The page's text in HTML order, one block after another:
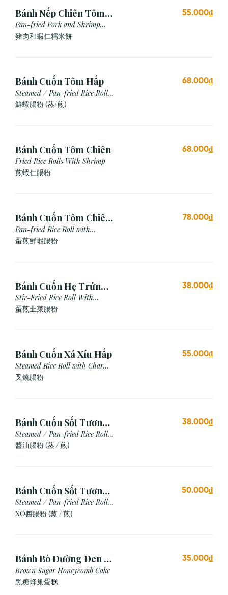
Bánh Nếp Chiên Tôm
Thịt (3 Cái)
Pan-fried Pork and Shrimp
Glutinous Rice Cake
豬肉和蝦仁糯米餅
55.000₫
Bánh Cuốn Tôm Hấp
Steamed / Pan-fried Rice Roll
with Shrimp
鮮蝦腸粉 (蒸/煎)
68.000₫
Bánh Cuốn Tôm Chiên
Fried Rice Rolls With Shrimp
煎蝦仁腸粉
68.000₫
Bánh Cuốn Tôm Chiên
Trứng
Pan-fried Rice Roll with
Shrimp & Egg
蛋煎鮮蝦腸粉
78.000₫
Bánh Cuốn Hẹ Trứng
Xào
Stir-Fried Rice Roll With
Chives & Egg
蛋煎⾲菜腸粉
38.000₫
Bánh Cuốn Xá Xíu Hấp
Steamed Rice Roll with Char
Siu
叉燒腸粉
55.000₫
Bánh Cuốn Sốt Tương
Xì Dầu (Hấp/Chiên)
Steamed / Pan-fried Rice Roll
with Soy Sauce
醬油腸粉 (蒸 / 煎)
38.000₫
Bánh Cuốn Sốt Tương
Xo (Hấp/Chiên)
Steamed / Pan-fried Rice Roll
with XO Sauce
XO醬腸粉 (蒸 / 煎)
50.000₫
Bánh Bò Đường Đen (1
Cái)
Brown Sugar Honeycomb Cake
黑糖蜂巢蛋糕
35.000₫